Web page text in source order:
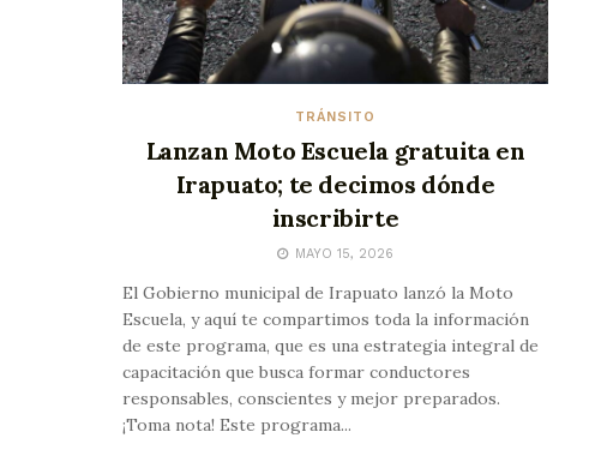
TRÁNSITO
Lanzan Moto Escuela gratuita en
Irapuato; te decimos dónde
inscribirte
MAYO 15, 2026
El Gobierno municipal de Irapuato lanzó la Moto
Escuela, y aquí te compartimos toda la información
de este programa, que es una estrategia integral de
capacitación que busca formar conductores
responsables, conscientes y mejor preparados.
¡Toma nota! Este programa...